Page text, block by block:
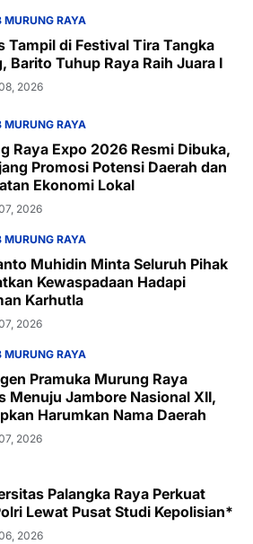
MURUNG RAYA
Tampil di Festival Tira Tangka
Barito Tuhup Raya Raih Juara I
2026
MURUNG RAYA
Raya Expo 2026 Resmi Dibuka,
Promosi Potensi Daerah dan
Ekonomi Lokal
2026
MURUNG RAYA
Muhidin Minta Seluruh Pihak
Kewaspadaan Hadapi
Karhutla
2026
MURUNG RAYA
Pramuka Murung Raya
Menuju Jambore Nasional XII,
Harumkan Nama Daerah
2026
Palangka Raya Perkuat
Lewat Pusat Studi Kepolisian*
2026